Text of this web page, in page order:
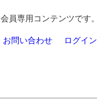
会員専用コンテンツです。
お問い合わせ ログイン